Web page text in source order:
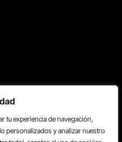
tu experiencia de navegación,
personalizados y analizar nuestro
los derechos reservados.